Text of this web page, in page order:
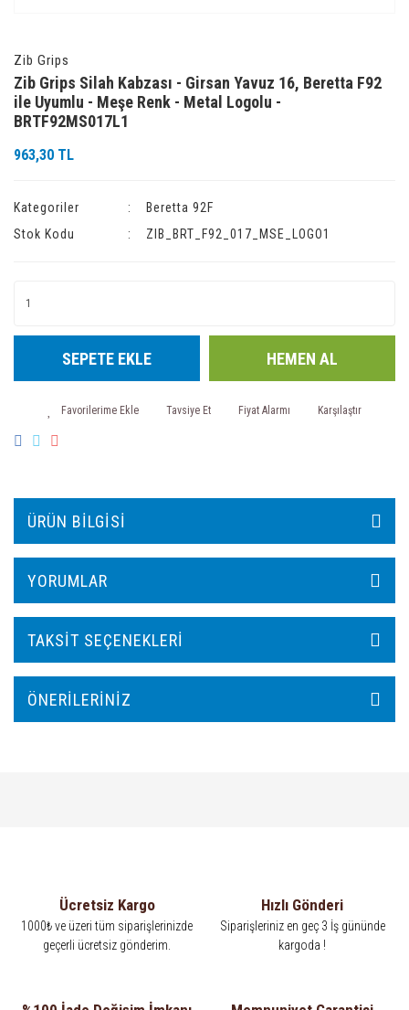
Zib Grips
Zib Grips Silah Kabzası - Girsan Yavuz 16, Beretta F92
ile Uyumlu - Meşe Renk - Metal Logolu -
BRTF92MS017L1
963,30 TL
Kategoriler
Beretta 92F
Stok Kodu
ZIB_BRT_F92_017_MSE_LOGO1
SEPETE EKLE HEMEN AL
Tavsiye Et Fiyat Alarmı Karşılaştır
ÜRÜN BILGISI
YORUMLAR
TAKSIT SEÇENEKLERI
ÖNERILERINIZ
Ücretsiz Kargo
1000₺ ve üzeri tüm siparişlerinizde
geçerli ücretsiz gönderim.
Hızlı Gönderi
Siparişleriniz en geç 3 İş gününde
kargoda !